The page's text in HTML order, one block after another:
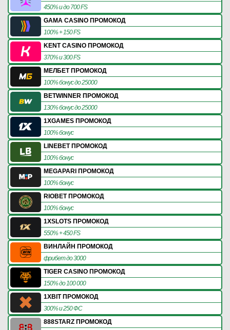
450% и до 700 FS
GAMA CASINO ПРОМОКОД
100% + 150 FS
KENT CASINO ПРОМОКОД
370% и 300 FS
МЕЛБЕТ ПРОМОКОД
100% бонус до 25000
BETWINNER ПРОМОКОД
130% бонус до 25000
1XGAMES ПРОМОКОД
100% бонус
LINEBET ПРОМОКОД
100% бонус
MEGAPARI ПРОМОКОД
100% бонус
RIOBET ПРОМОКОД
100% бонус
1XSLOTS ПРОМОКОД
550% + 450 FS
ВИНЛАЙН ПРОМОКОД
фрибет до 3000
TIGER CASINO ПРОМОКОД
150% до 100 000
1XBIT ПРОМОКОД
300% и 250 ФС
888STARZ ПРОМОКОД